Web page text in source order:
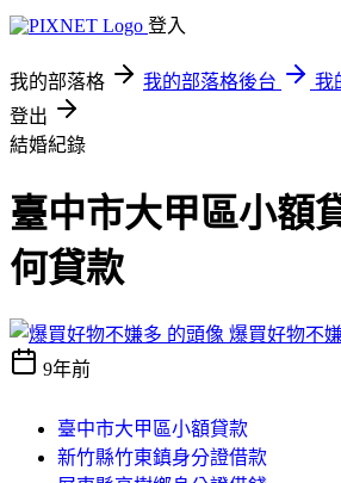
登入
我的部落格 我的部落格後台
我
登出
結婚紀錄
臺中市大甲區小額
何貸款
爆買好物不
9年前
臺中市大甲區小額貸款
新竹縣竹東鎮身分證借款